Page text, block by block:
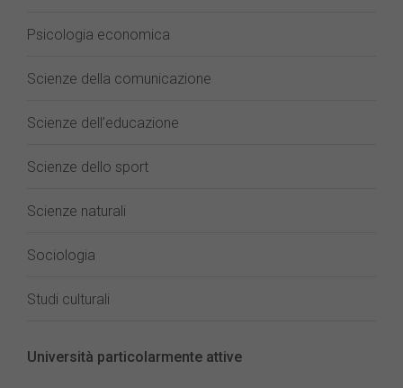
Psicologia economica
Scienze della comunicazione
Scienze dell’educazione
Scienze dello sport
Scienze naturali
Sociologia
Studi culturali
Università particolarmente attive